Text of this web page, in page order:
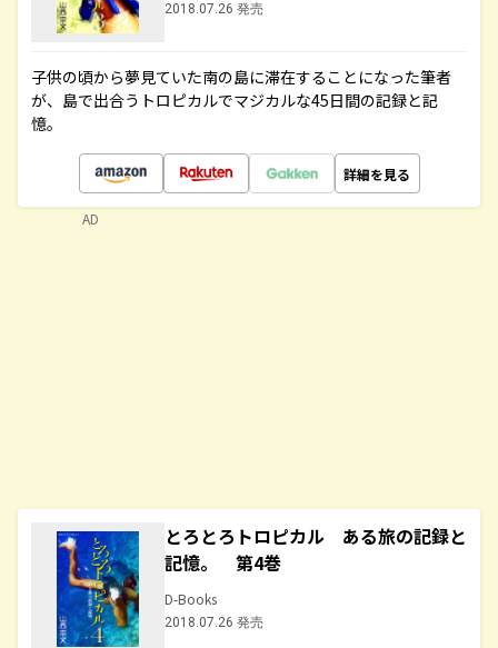
2018.07.26 発売
子供の頃から夢見ていた南の島に滞在することになった筆者
が、島で出合うトロピカルでマジカルな45日間の記録と記
憶。
詳細を見る
とろとろトロピカル ある旅の記録と
記憶。 第4巻
D-Books
2018.07.26 発売
AD